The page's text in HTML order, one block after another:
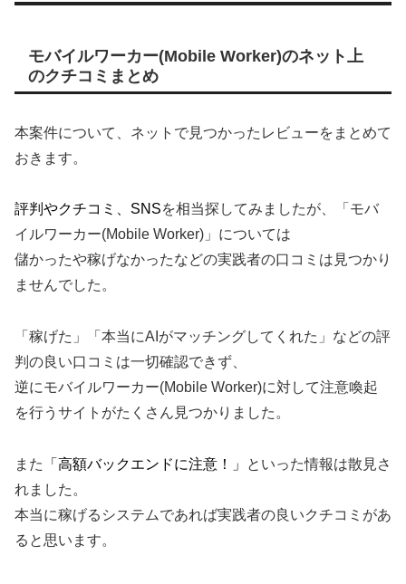
モバイルワーカー(Mobile Worker)のネット上
のクチコミまとめ
本案件について、ネットで見つかったレビューをまとめて
おきます。
評判やクチコミ、SNSを相当探してみましたが、「モバ
イルワーカー(Mobile Worker)」については
儲かったや稼げなかったなどの実践者の口コミは見つかり
ませんでした。
「稼げた」「本当にAIがマッチングしてくれた」などの評
判の良い口コミは一切確認できず、
逆にモバイルワーカー(Mobile Worker)に対して注意喚起
を行うサイトがたくさん見つかりました。
また 「高額バックエンドに注意！」
といった情報は散見さ
れました。
本当に稼げるシステムであれば実践者の良いクチコミがあ
ると思います。